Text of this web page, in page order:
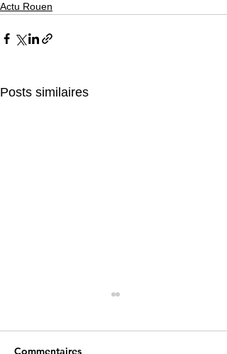
Actu Rouen
Posts similaires
Commentaires